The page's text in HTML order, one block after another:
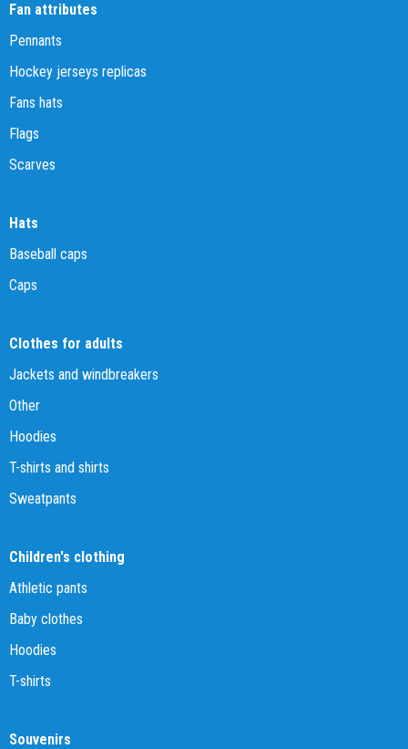
Fan attributes
Pennants
Hockey jerseys replicas
Fans hats
Flags
Scarves
Hats
Baseball caps
Caps
Clothes for adults
Jackets and windbreakers
Other
Hoodies
T-shirts and shirts
Sweatpants
Children's clothing
Athletic pants
Baby clothes
Hoodies
T-shirts
Souvenirs